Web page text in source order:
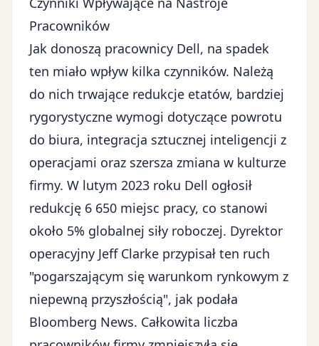
Pracowników
Jak donoszą pracownicy Dell, na spadek
ten miało wpływ kilka czynników. Należą
do nich trwające redukcje etatów, bardziej
rygorystyczne wymogi dotyczące powrotu
do biura, integracja sztucznej inteligencji z
operacjami oraz szersza zmiana w kulturze
firmy. W lutym 2023 roku Dell ogłosił
redukcję 6 650 miejsc pracy, co stanowi
około 5% globalnej siły roboczej. Dyrektor
operacyjny Jeff Clarke przypisał ten ruch
"pogarszającym się warunkom rynkowym z
niepewną przyszłością", jak podała
Bloomberg News. Całkowita liczba